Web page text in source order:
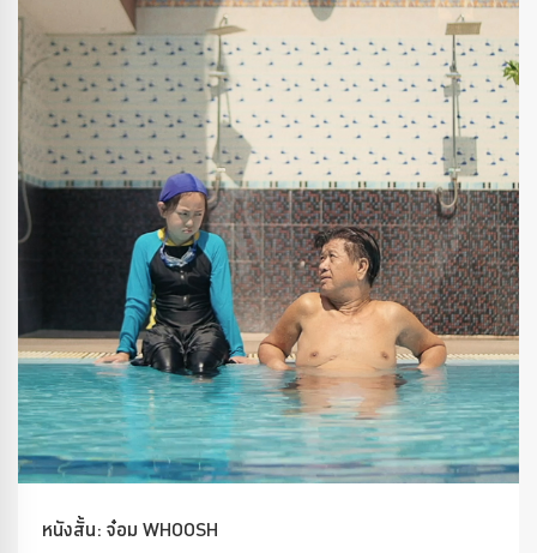
หนังสั้น: จ๋อม WHOOSH